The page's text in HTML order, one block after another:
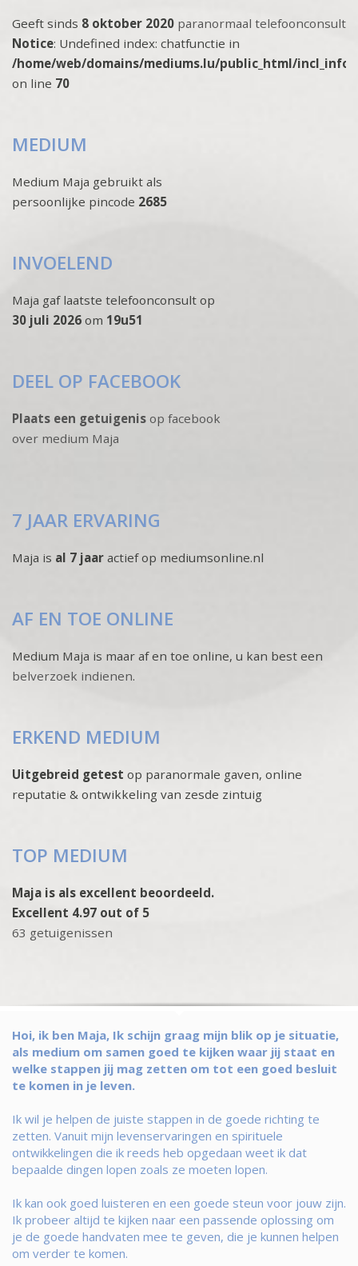
Geeft sinds 8 oktober 2020 paranormaal telefoonconsult
Notice: Undefined index: chatfunctie in
/home/web/domains/mediums.lu/public_html/
on line 70
MEDIUM
Medium Maja gebruikt als
persoonlijke pincode 2685
INVOELEND
Maja gaf laatste telefoonconsult op
30 juli 2026 om 19u51
DEEL OP FACEBOOK
Plaats een getuigenis op facebook
over medium Maja
7 JAAR ERVARING
Maja is al 7 jaar actief op mediumsonline.nl
AF EN TOE ONLINE
Medium Maja is maar af en toe online, u kan best een
belverzoek indienen.
ERKEND MEDIUM
Uitgebreid getest op paranormale gaven, online
reputatie & ontwikkeling van zesde zintuig
TOP MEDIUM
Maja is als excellent beoordeeld.
Excellent 4.97 out of 5
63 getuigenissen
Hoi, ik ben Maja, Ik schijn graag mijn blik op je situatie,
als medium om samen goed te kijken waar jij staat en
welke stappen jij mag zetten om tot een goed besluit
te komen in je leven.
Ik wil je helpen de juiste stappen in de goede richting te
zetten. Vanuit mijn levenservaringen en spirituele
ontwikkelingen die ik reeds heb opgedaan weet ik dat
bepaalde dingen lopen zoals ze moeten lopen.
Ik kan ook goed luisteren en een goede steun voor jouw zijn.
Ik probeer altijd te kijken naar een passende oplossing om
je de goede handvaten mee te geven, die je kunnen helpen
om verder te komen.